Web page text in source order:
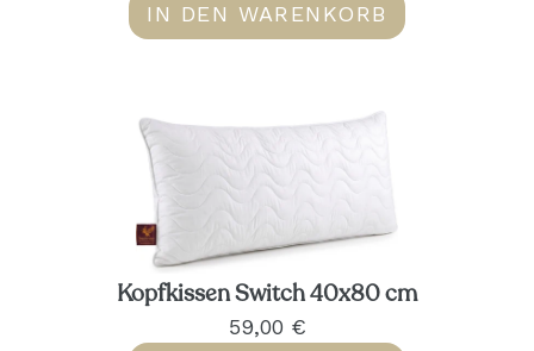
IN DEN WARENKORB
Kopfkissen Switch 40x80 cm
59,00 €